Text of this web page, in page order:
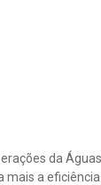
da
a